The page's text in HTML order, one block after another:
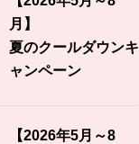
月】
夏のクールダウンキ
ャンペーン
【2026年5月～8